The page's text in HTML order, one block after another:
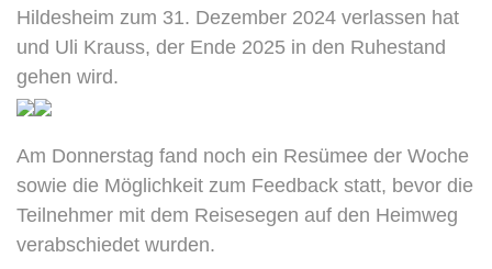
Hildesheim zum 31. Dezember 2024 verlassen hat
und Uli Krauss, der Ende 2025 in den Ruhestand
gehen wird.
Am Donnerstag fand noch ein Resümee der Woche
sowie die Möglichkeit zum Feedback statt, bevor die
Teilnehmer mit dem Reisesegen auf den Heimweg
verabschiedet wurden.